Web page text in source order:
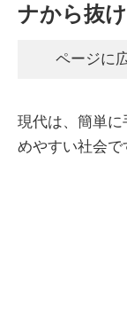
ナから抜
ページに
現代は、簡単
めやすい社会で